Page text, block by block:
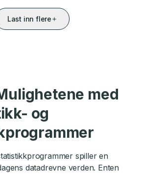
Last inn flere
med
og
spiller en
datadrevne verden. Enten